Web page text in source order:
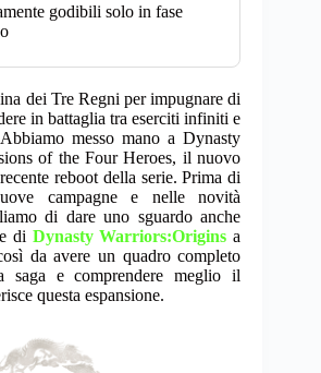
godibili solo in fase
dei Tre Regni per impugnare di
in battaglia tra eserciti infiniti e
messo mano a Dynasty
of the Four Heroes, il nuovo
reboot della serie. Prima di
campagne e nelle novità
di dare uno sguardo anche
di Dynasty Warriors:Origins a
da avere un quadro completo
saga e comprendere meglio il
questa espansione.